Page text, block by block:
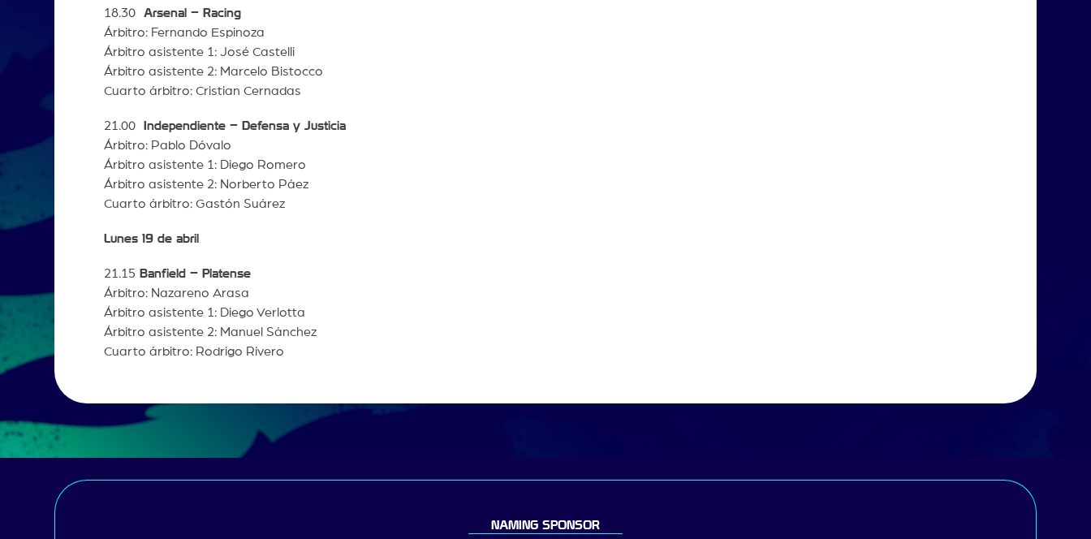
18.30 Arsenal – Racing
Árbitro: Fernando Espinoza
Árbitro asistente 1: José Castelli
Árbitro asistente 2: Marcelo Bistocco
Cuarto árbitro: Cristian Cernadas
21.00
Independiente – Defensa y Justicia
Árbitro: Pablo Dóvalo
Árbitro asistente 1: Diego Romero
Árbitro asistente 2: Norberto Páez
Cuarto árbitro: Gastón Suárez
Lunes 19 de abril
21.15 Banfield – Platense
Árbitro: Nazareno Arasa
Árbitro asistente 1: Diego Verlotta
Árbitro asistente 2: Manuel Sánchez
Cuarto árbitro: Rodrigo Rivero
NAMING SPONSOR